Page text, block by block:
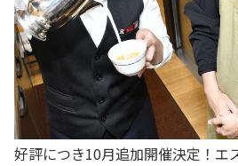
好評につき10月追加開催決定！エ